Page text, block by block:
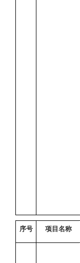
序号 项目名称